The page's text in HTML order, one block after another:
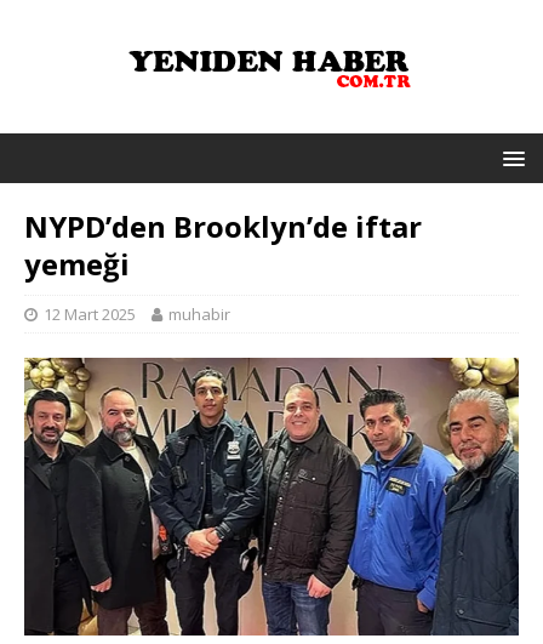
NYPD’den Brooklyn’de iftar
yemeği
12 Mart 2025 muhabir